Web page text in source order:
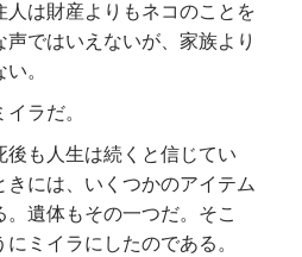
人は財産よりもネコのことを
ではいえないが、家族より
。
ラだ。
後も人生は続くと信じてい
には、いくつかのアイテム
遺体もその一つだ。そこ
ミイラにしたのである。